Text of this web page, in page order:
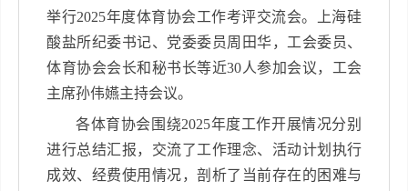
举行2025年度体育协会工作考评交流会。上海硅
酸盐所纪委书记、党委委员周田华，工会委员、
体育协会会长和秘书长等近30人参加会议，工会
主席孙伟嬿主持会议。
各体育协会围绕2025年度工作开展情况分别
进行总结汇报，交流了工作理念、活动计划执行
成效、经费使用情况，剖析了当前存在的困难与